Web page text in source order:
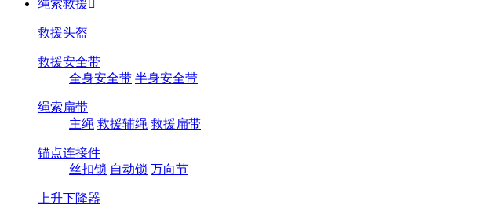
绳索救援
救援头盔
救援安全带
全身安全带 半身安全带
绳索扁带
主绳 救援辅绳 救援扁带
锚点连接件
丝扣锁 自动锁 万向节
上升下降器